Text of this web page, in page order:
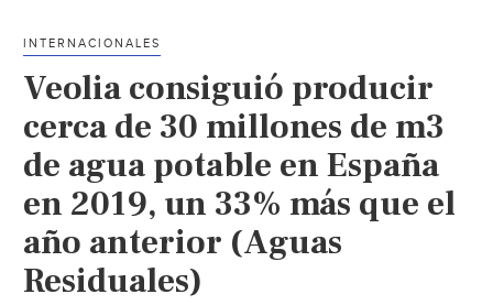
97.5%
en
agua
potable
(Omnia)
INTERNACIONALES
Veolia consiguió producir
cerca de 30 millones de m3
de agua potable en España
en 2019, un 33% más que el
año anterior (Aguas
Residuales)